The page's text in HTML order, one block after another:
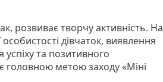
розвиває творчу активність. На
дівчаток, виявлення
успіху та позитивного
головною метою заходу «Міні